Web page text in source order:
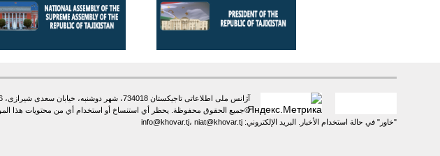
آژانس ملی اطلاعاتی تاجیکستان 734018، شهر دوشنبه، خیابان سعدی شیرازی، 16 تلفن: +992 (37) 2385217، فاکس: +992 (37) 2232383
©جميع الحقوق محفوظة. يحظر أي استنساخ أو استخدام أي من محتويات هذا الموقع
"خاور" في حالة استخدام الأخبار. البريد الإلكتروني: info@khovar.tj، niat@khovar.tj